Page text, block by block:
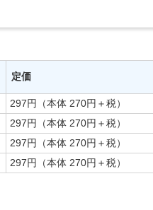
定価
297円（本体 270円＋税）
297円（本体 270円＋税）
297円（本体 270円＋税）
297円（本体 270円＋税）